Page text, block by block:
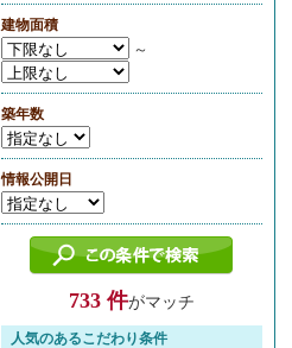
建物面積
～
築年数
情報公開日
733 件がマッチ
人気のあるこだわり条件